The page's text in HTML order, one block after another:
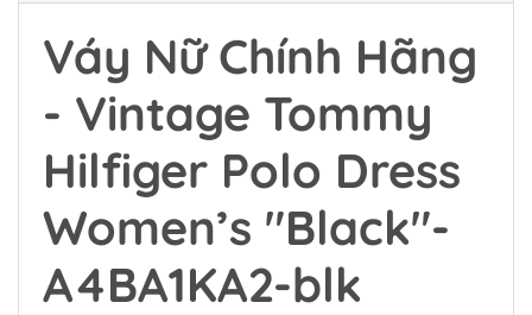
Váy Nữ Chính Hãng
- Vintage Tommy
Hilfiger Polo Dress
Women’s "Black"-
A4BA1KA2-blk